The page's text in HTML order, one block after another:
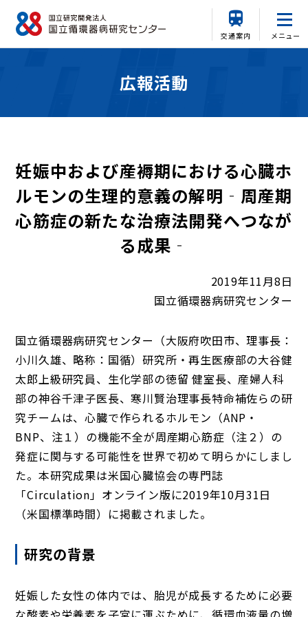
交通案内 メニュー
広報活動
妊娠中および産褥期における心臓ホ
ルモンの生理的意義の解明‐周産期
心筋症の新たな治療法開発へつなが
る成果‐
2019年11月8日
国立循環器病研究センター
国立循環器病研究センター（大阪府吹田市、理事長：
小川久雄、略称：国循）研究所・再生医療部の大谷健
太郎上級研究員、生化学部の徳留 健室長、産婦人科
部の神谷千津子医長、寒川賢治理事長特命補佐らの研
究チームは、心臓で作られるホルモン（ANP・
BNP、注１）の機能不全が周産期心筋症（注２）の
発症に関与する可能性を世界で初めて明らかにしまし
た。本研究成果は米国心臓協会の専門誌
「Circulation」オンライン版に2019年10月31日
（米国標準時間）に掲載されました。
研究の背景
妊娠した女性の体内では、胎児が成長するために必要